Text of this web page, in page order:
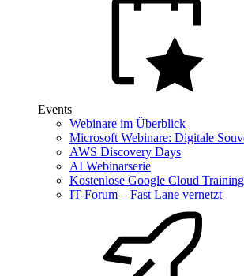
Events
Webinare im Überblick
Microsoft Webinare: Digitale
AWS Discovery Days
AI Webinarserie
Kostenlose Google Cloud
IT-Forum – Fast Lane vernetzt